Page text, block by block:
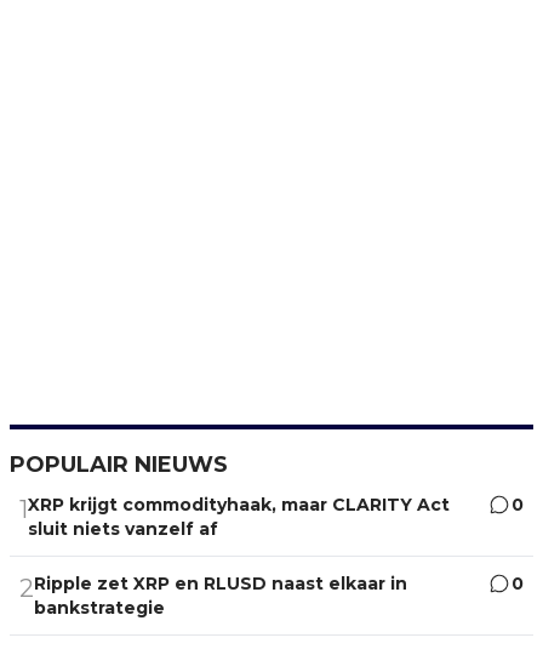
POPULAIR NIEUWS
1XRP krijgt commodityhaak, maar CLARITY Act
sluit niets vanzelf af
0
2Ripple zet XRP en RLUSD naast elkaar in
bankstrategie
0